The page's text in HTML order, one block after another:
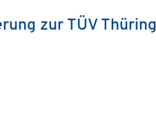
zur TÜV